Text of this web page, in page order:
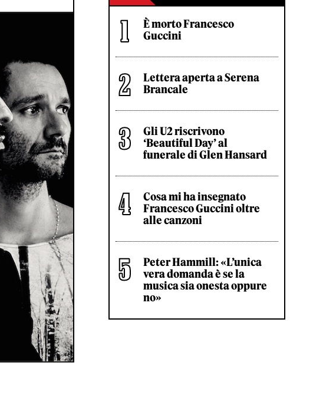
È morto Francesco
Guccini
Lettera aperta a Serena
Brancale
Gli U2 riscrivono
‘Beautiful Day’ al
funerale di Glen Hansard
Cosa mi ha insegnato
Francesco Guccini oltre
alle canzoni
Peter Hammill: «L’unica
vera domanda è se la
musica sia onesta oppure
no»